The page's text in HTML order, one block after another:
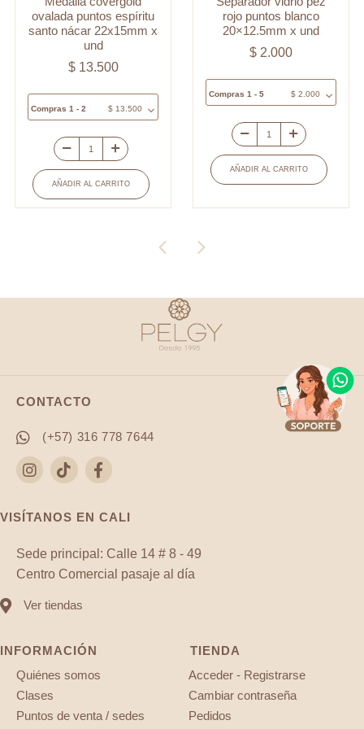
ovalada puntos espíritu
santo nácar 22x15mm x
und
$13.500
Compras 1 - 2 $13.500
Medalla
covergold
ovalada
22x15mm
AÑADIR AL CARRITO
rojo puntos blanco
20×12.5mm x und
$ 2.000
Compras 1 - 5 $2.000
Separador
vidrio
pez
rojo
AÑADIR AL CARRITO
CONTACTO
(+57) 316 778 7644
VISÍTANOS EN CALI
Sede principal: Calle 14 # 8 - 49
Centro Comercial pasaje al día
Ver tiendas
INFORMACIÓN
Quiénes somos
Clases
Puntos de venta / sedes
TIENDA
Acceder - Registrarse
Cambiar contraseña
Pedidos